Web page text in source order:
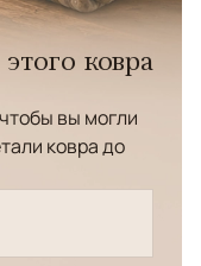
ковра
вы могли
ковра до